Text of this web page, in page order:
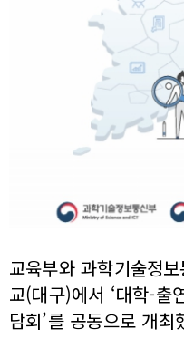
교육부와 과학기술정
교(대구)에서 ‘대학-출
담회’를 공동으로 개최